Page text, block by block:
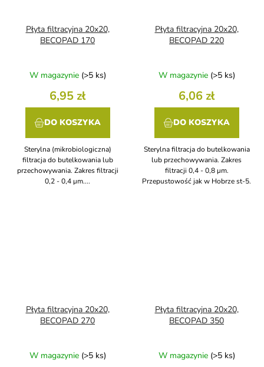
Płyta filtracyjna 20x20,
BECOPAD 170
W magazynie (>5 ks)
6,95 zł
DO KOSZYKA
Sterylna (mikrobiologiczna)
filtracja do butelkowania lub
przechowywania. Zakres filtracji
0,2 - 0,4 μm....
Płyta filtracyjna 20x20,
BECOPAD 220
W magazynie (>5 ks)
6,06 zł
DO KOSZYKA
Sterylna filtracja do butelkowania
lub przechowywania. Zakres
filtracji 0,4 - 0,8 μm.
Przepustowość jak w Hobrze st-5.
Płyta filtracyjna 20x20,
BECOPAD 270
W magazynie (>5 ks)
Płyta filtracyjna 20x20,
BECOPAD 350
W magazynie (>5 ks)